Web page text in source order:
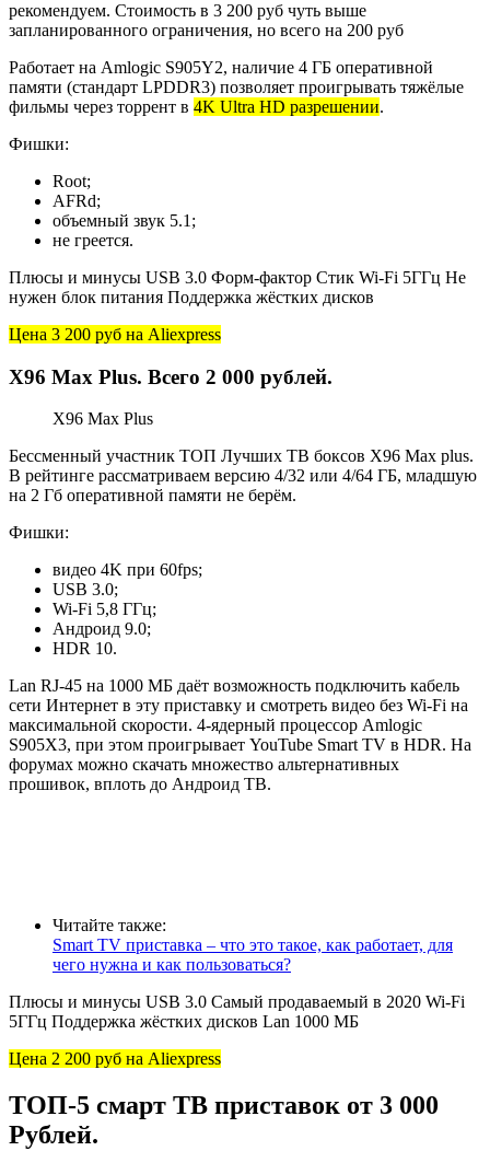
рекомендуем. Стоимость в 3 200 руб чуть выше
запланированного ограничения, но всего на 200 руб
Работает на Amlogic S905Y2, наличие 4 ГБ оперативной
памяти (стандарт LPDDR3) позволяет проигрывать тяжёлые
фильмы через торрент в 4K Ultra HD разрешении.
Фишки:
Root;
AFRd;
объемный звук 5.1;
не греется.
Плюсы и минусы USB 3.0 Форм-фактор Стик Wi-Fi 5ГГц Не
нужен блок питания Поддержка жёстких дисков
Цена 3 200 руб на Aliexpress
X96 Max Plus. Всего 2 000 рублей.
X96 Max Plus
Бессменный участник ТОП Лучших ТВ боксов X96 Max plus.
В рейтинге рассматриваем версию 4/32 или 4/64 ГБ, младшую
на 2 Гб оперативной памяти не берём.
Фишки:
видео 4K при 60fps;
USB 3.0;
Wi-Fi 5,8 ГГц;
Андроид 9.0;
HDR 10.
Lan RJ-45 на 1000 МБ даёт возможность подключить кабель
сети Интернет в эту приставку и смотреть видео без Wi-Fi на
максимальной скорости. 4-ядерный процессор Amlogic
S905X3, при этом проигрывает YouTube Smart TV в HDR. На
форумах можно скачать множество альтернативных
прошивок, вплоть до Андроид ТВ.
Читайте также:
Smart TV приставка – что это такое, как работает, для
чего нужна и как пользоваться?
Плюсы и минусы USB 3.0 Самый продаваемый в 2020 Wi-Fi
5ГГц Поддержка жёстких дисков Lan 1000 МБ
Цена 2 200 руб на Aliexpress
ТОП-5 смарт ТВ приставок от 3 000
Рублей.